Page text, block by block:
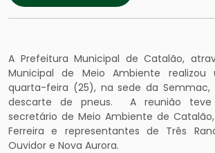
A Prefeitura Municipal de Catalão,
Municipal de Meio Ambiente
quarta-feira (25), na sede da Semmac,
descarte de pneus. A reunião
secretário de Meio Ambiente de
Ferreira e representantes de Três
Ouvidor e Nova Aurora.